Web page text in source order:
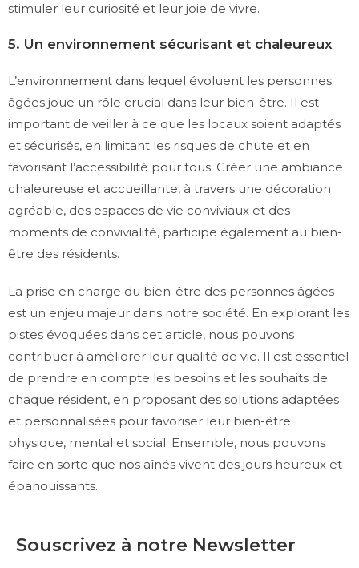
stimuler leur curiosité et leur joie de vivre.
5. Un environnement sécurisant et chaleureux
L’environnement dans lequel évoluent les personnes
âgées joue un rôle crucial dans leur bien-être. Il est
important de veiller à ce que les locaux soient adaptés
et sécurisés, en limitant les risques de chute et en
favorisant l’accessibilité pour tous. Créer une ambiance
chaleureuse et accueillante, à travers une décoration
agréable, des espaces de vie conviviaux et des
moments de convivialité, participe également au bien-
être des résidents.
La prise en charge du bien-être des personnes âgées
est un enjeu majeur dans notre société. En explorant les
pistes évoquées dans cet article, nous pouvons
contribuer à améliorer leur qualité de vie. Il est essentiel
de prendre en compte les besoins et les souhaits de
chaque résident, en proposant des solutions adaptées
et personnalisées pour favoriser leur bien-être
physique, mental et social. Ensemble, nous pouvons
faire en sorte que nos aînés vivent des jours heureux et
épanouissants.
Souscrivez à notre Newsletter